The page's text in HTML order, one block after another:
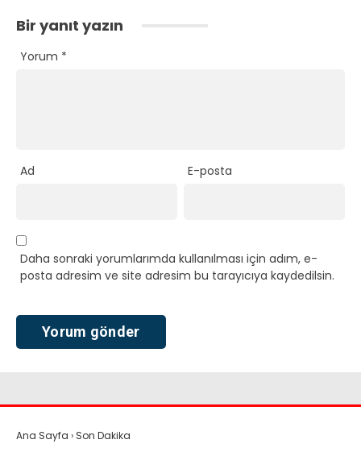
Bir yanıt yazın
Yorum *
Ad E-posta
Daha sonraki yorumlarımda kullanılması için adım, e-
posta adresim ve site adresim bu tarayıcıya kaydedilsin.
Ana Sayfa › Son Dakika